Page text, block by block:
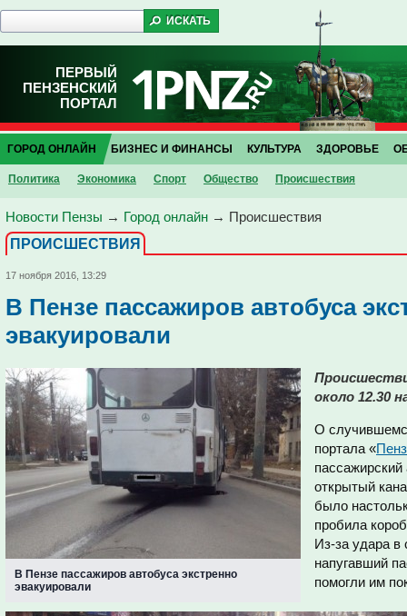
ПЕРВЫЙ
ПЕНЗЕНСКИЙ
ПОРТАЛ
ГОРОД ОНЛАЙН
Политика Экономика Спорт Общество Проиcшествия
БИЗНЕС И ФИНАНСЫ КУЛЬТУРА ЗДОРОВЬЕ
Новости Пензы → Город онлайн → Проиcшествия
ПРОИCШЕСТВИЯ
17 ноября 2016, 13:29
В Пензе пассажиров автобуса
эвакуировали
В Пензе пассажиров автобуса экстренно
эвакуировали
около 12.30
О
портала «
открытый
было
пробила
Из-за удара в
напугавший
помогли им